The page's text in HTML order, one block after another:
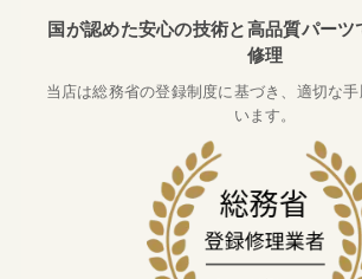
国が認めた安心の技術と高品質パーツ
修理
当店は総務省の登録制度に基づき、適切な
います。